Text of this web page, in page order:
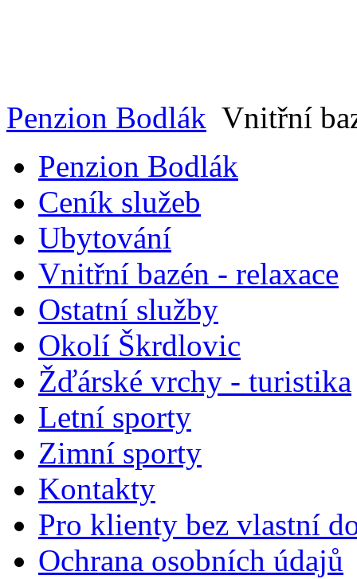
Penzion Bodlák Vnitřní
Penzion Bodlák
Ceník služeb
Ubytování
Vnitřní bazén - relaxace
Ostatní služby
Okolí Škrdlovic
Žďárské vrchy - turistika
Letní sporty
Zimní sporty
Kontakty
Pro klienty bez vlastní
Ochrana osobních údajů